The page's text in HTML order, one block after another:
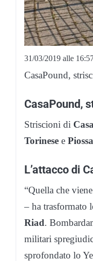
31/03/2019 alle
CasaPound,
CasaPound,
Striscioni di
Torinese e
L’attacco di
“Quella che
– ha trasformato
Riad.
militari
sprofondato lo